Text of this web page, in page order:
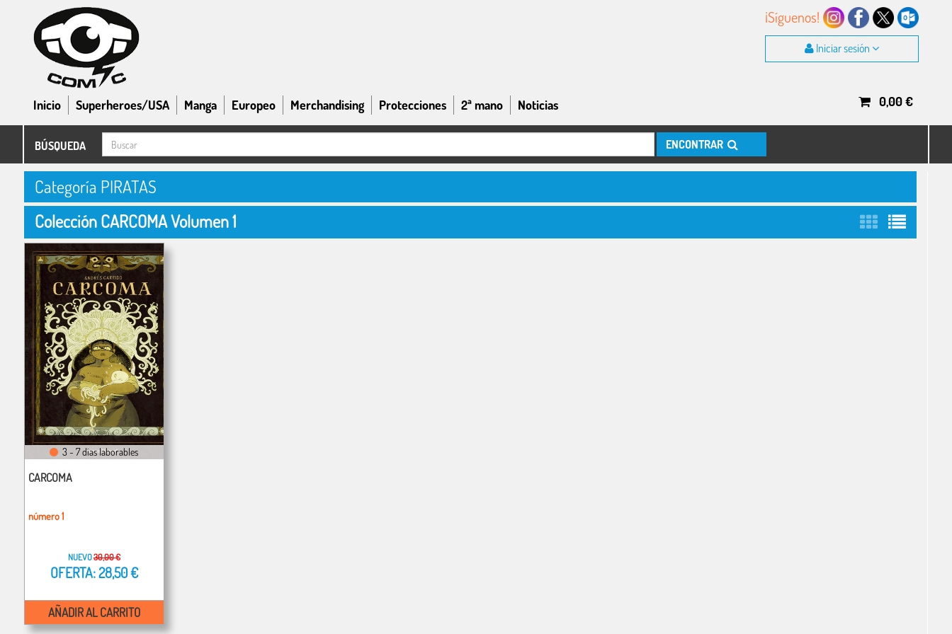
¡Síguenos!
Iniciar sesión
Inicio Superheroes/USA Manga Europeo Merchandising Protecciones 2ª mano Noticias 0,00€
BÚSQUEDA ENCONTRAR
Categoría PIRATAS
Colección CARCOMA Volumen 1
3 - 7 días laborables
CARCOMA
número 1
NUEVO30,00 €
OFERTA: 28,50 €
AÑADIR AL CARRITO